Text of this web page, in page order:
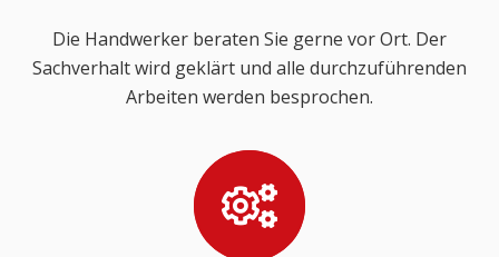
Die Handwerker beraten Sie gerne vor Ort. Der
Sachverhalt wird geklärt und alle durchzuführenden
Arbeiten werden besprochen.